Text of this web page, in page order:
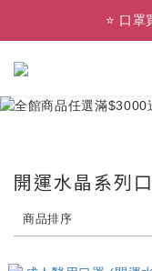
⭐ 口
⭐ 口
🟩 加
⭐ 口
開運水晶系列
商品排序